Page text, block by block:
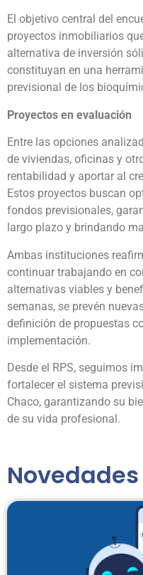
El objetivo central del
proyectos inmobiliarios
alternativa de inversión
constituyan en una
previsional de los
Proyectos en evaluación
Entre las opciones
de viviendas, oficinas y
rentabilidad y aportar al
Estos proyectos buscan
fondos previsionales,
largo plazo y brindando
Ambas instituciones
continuar trabajando en
alternativas viables y
semanas, se prevén
definición de propuestas
implementación.
Desde el RPS, seguimos
fortalecer el sistema
Chaco, garantizando su
de su vida profesional.
Novedades